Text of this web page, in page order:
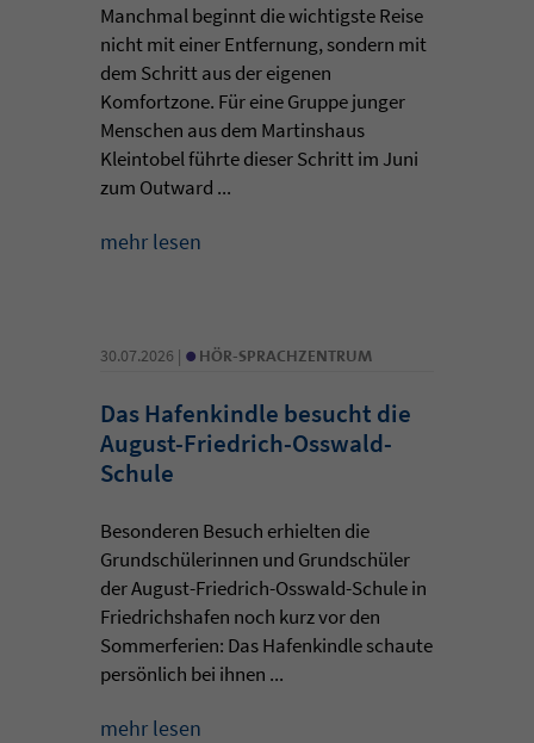
Manchmal beginnt die wichtigste Reise
nicht mit einer Entfernung, sondern mit
dem Schritt aus der eigenen
Komfortzone. Für eine Gruppe junger
Menschen aus dem Martinshaus
Kleintobel führte dieser Schritt im Juni
zum Outward ...
mehr lesen
30.07.2026 | • HÖR-SPRACHZENTRUM
Das Hafenkindle besucht die
August-Friedrich-Osswald-
Schule
Besonderen Besuch erhielten die
Grundschülerinnen und Grundschüler
der August-Friedrich-Osswald-Schule in
Friedrichshafen noch kurz vor den
Sommerferien: Das Hafenkindle schaute
persönlich bei ihnen ...
mehr lesen